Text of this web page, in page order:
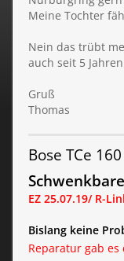
Meine Tochter
Nein das trübt
auch seit 5
Gruß
Thomas
Bose TCe
EZ 25.07.19/ R-
Bislang keine
Reparatur gab